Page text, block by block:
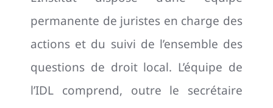
permanente de juristes en charge des
actions et du suivi de l’ensemble des
questions de droit local. L’équipe de
l’IDL comprend, outre le secrétaire